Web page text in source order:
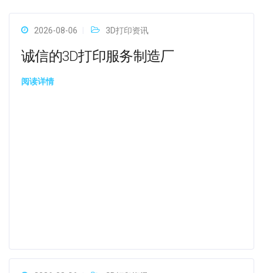
2026-08-06 3D打印资讯
诚信的3D打印服务制造厂
阅读详情